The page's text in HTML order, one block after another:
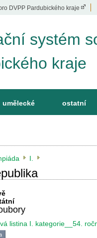
DVPP Pardubického kraje
systém
kraje
umělecké ostatní
I.
listina I. kategorie__54.